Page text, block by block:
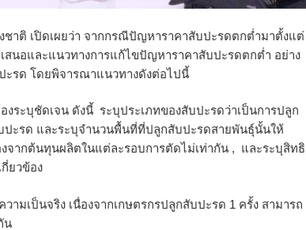
าติ เปิดเผยว่า จากกรณีปัญหาราคาสับปะรดตกต่ำมาตั้งแต่
นอและแนวทางการแก้ไขปัญหาราคาสับปะรดตกต่ำ อย่าง
ะรด โดยพิจารณาแนวทางดังต่อไปนี้
ระบุชัดเจน ดังนี้ ระบุประเภทของสับปะรดว่าเป็นการปลูก
ปะรด และระบุจำนวนพื้นที่ที่ปลูกสับปะรดสายพันธุ์นั้นให้
จากต้นทุนผลิตในแต่ละรอบการตัดไม่เท่ากัน , และระบุสิทธิ
ยวข้อง
เป็นจริง เนื่องจากเกษตรกรปลูกสับปะรด 1 ครั้ง สามารถ
น